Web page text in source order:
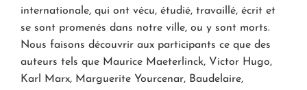
internationale, qui ont vécu, étudié, travaillé, écrit et
se sont promenés dans notre ville, ou y sont morts.
Nous faisons découvrir aux participants ce que des
auteurs tels que Maurice Maeterlinck, Victor Hugo,
Karl Marx, Marguerite Yourcenar, Baudelaire,